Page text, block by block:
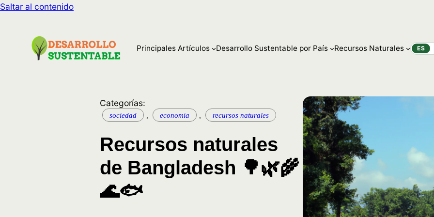
Saltar al contenido
Principales Artículos Desarrollo Sustentable por País Recursos Naturales ES
Categorías:
sociedad , economia , recursos naturales
Recursos naturales
de Bangladesh 🌳🌿🌾
🌊🐟